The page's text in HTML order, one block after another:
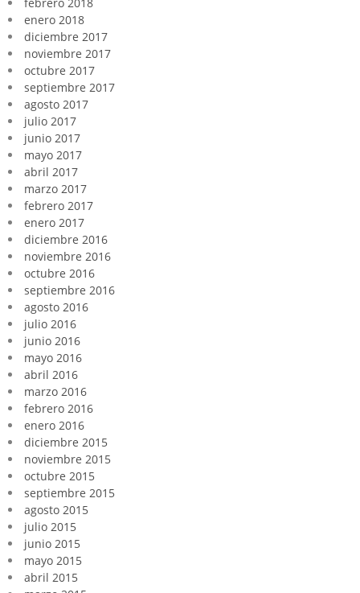
enero 2018
diciembre 2017
noviembre 2017
octubre 2017
septiembre 2017
agosto 2017
julio 2017
junio 2017
mayo 2017
abril 2017
marzo 2017
febrero 2017
enero 2017
diciembre 2016
noviembre 2016
octubre 2016
septiembre 2016
agosto 2016
julio 2016
junio 2016
mayo 2016
abril 2016
marzo 2016
febrero 2016
enero 2016
diciembre 2015
noviembre 2015
octubre 2015
septiembre 2015
agosto 2015
julio 2015
junio 2015
mayo 2015
abril 2015